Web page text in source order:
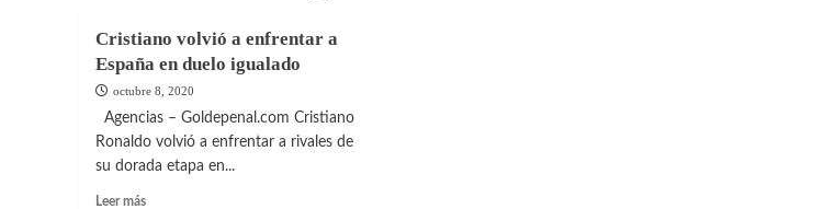
Cristiano volvió a enfrentar a
España en duelo igualado
octubre 8, 2020
Agencias – Goldepenal.com Cristiano
Ronaldo volvió a enfrentar a rivales de
su dorada etapa en...
Leer másLeer